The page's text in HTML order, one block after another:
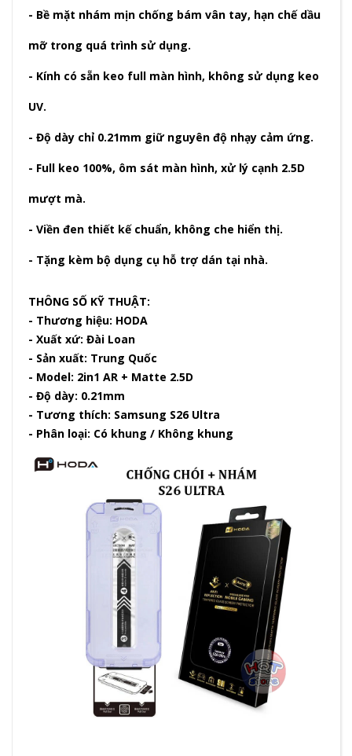
- Bề mặt nhám mịn chống bám vân tay, hạn chế dầu
mỡ trong quá trình sử dụng.
- Kính có sẵn keo full màn hình, không sử dụng keo
UV.
- Độ dày chỉ 0.21mm giữ nguyên độ nhạy cảm ứng.
- Full keo 100%, ôm sát màn hình, xử lý cạnh 2.5D
mượt mà.
- Viền đen thiết kế chuẩn, không che hiển thị.
- Tặng kèm bộ dụng cụ hỗ trợ dán tại nhà.
THÔNG SỐ KỸ THUẬT:
- Thương hiệu: HODA
- Xuất xứ: Đài Loan
- Sản xuất: Trung Quốc
- Model: 2in1 AR + Matte 2.5D
- Độ dày: 0.21mm
- Tương thích: Samsung S26 Ultra
- Phân loại: Có khung / Không khung